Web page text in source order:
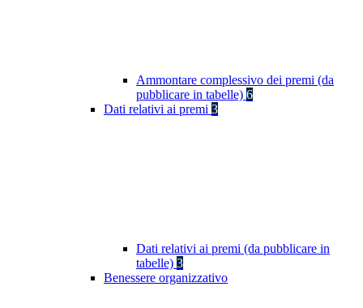
Ammontare complessivo dei premi (da
pubblicare in tabelle) 6
Dati relativi ai premi 3
Dati relativi ai premi (da pubblicare in
tabelle) 3
Benessere organizzativo